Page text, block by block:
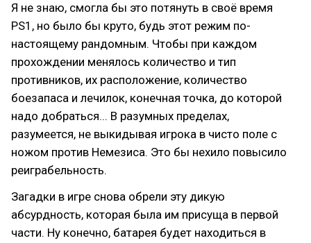
Я не знаю, смогла бы это потянуть в своё время
PS1, но было бы круто, будь этот режим по-
настоящему рандомным. Чтобы при каждом
прохождении менялось количество и тип
противников, их расположение, количество
боезапаса и лечилок, конечная точка, до которой
надо добраться... В разумных пределах,
разумеется, не выкидывая игрока в чисто поле с
ножом против Немезиса. Это бы нехило повысило
реиграбельность.
Загадки в игре снова обрели эту дикую
абсурдность, которая была им присуща в первой
части. Ну конечно, батарея будет находиться в